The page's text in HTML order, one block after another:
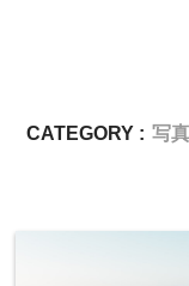
CATEGORY : 写